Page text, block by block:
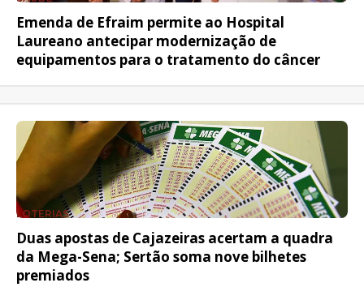
Emenda de Efraim permite ao Hospital
Laureano antecipar modernização de
equipamentos para o tratamento do câncer
LOTERIAS
Duas apostas de Cajazeiras acertam a quadra
da Mega-Sena; Sertão soma nove bilhetes
premiados